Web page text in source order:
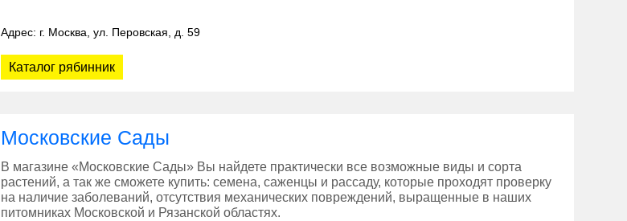
Адрес: г. Москва, ул. Перовская, д. 59
Каталог рябинник
Московские Сады
В магазине «Московские Сады» Вы найдете практически все возможные виды и сорта
растений, а так же сможете купить: семена, саженцы и рассаду, которые проходят проверку
на наличие заболеваний, отсутствия механических повреждений, выращенные в наших
питомниках Московской и Рязанской областях.